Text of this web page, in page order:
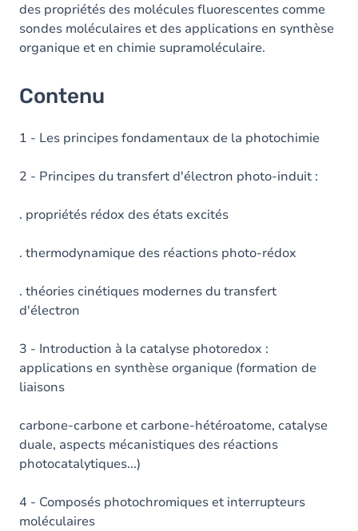
des propriétés des molécules fluorescentes comme
sondes moléculaires et des applications en synthèse
organique et en chimie supramoléculaire.
Contenu
1 - Les principes fondamentaux de la photochimie
2 - Principes du transfert d'électron photo-induit :
. propriétés rédox des états excités
. thermodynamique des réactions photo-rédox
. théories cinétiques modernes du transfert
d'électron
3 - Introduction à la catalyse photoredox :
applications en synthèse organique (formation de
liaisons
carbone-carbone et carbone-hétéroatome, catalyse
duale, aspects mécanistiques des réactions
photocatalytiques...)
4 - Composés photochromiques et interrupteurs
moléculaires